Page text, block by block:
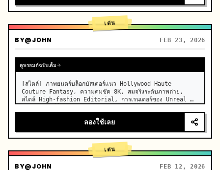
เด่น
BY@JOHN FEB 23, 2026
ดูพรอมต์ฉบับเต็ม
[สไตล์] ภาพยนตร์บล็อกบัสเตอร์แนว Hollywood Haute
Couture Fantasy, ความคมชัด 8K, สมจริงระดับภาพถ่าย,
สไตล์ High-fashion Editorial, การเรนเดอร์ของ Unreal
ลองใช้เลย
เด่น
BY@JOHN FEB 12, 2026